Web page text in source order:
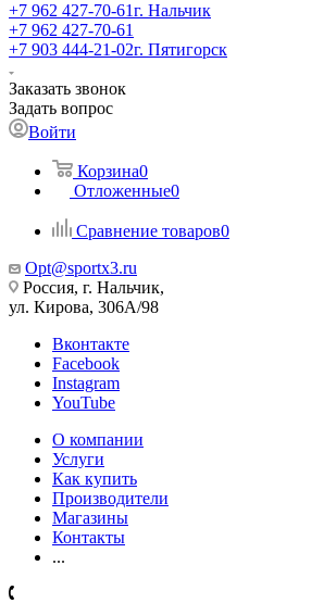
+7 962 427-70-61г. Нальчик
+7 962 427-70-61
+7 903 444-21-02г. Пятигорск
Заказать звонок
Задать вопрос
Войти
Корзина0
Отложенные0
Сравнение товаров0
Opt@sportx3.ru
Россия, г. Нальчик,
ул. Кирова, 306А/98
Вконтакте
Facebook
Instagram
YouTube
О компании
Услуги
Как купить
Производители
Магазины
Контакты
...